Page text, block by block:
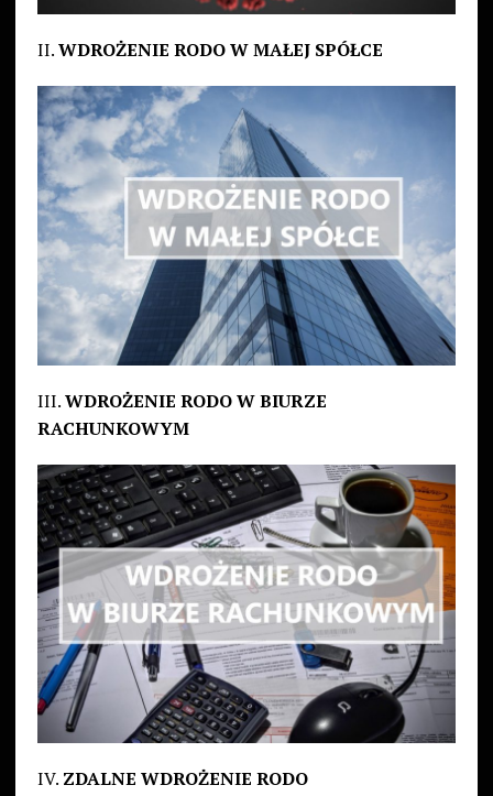
II.WDROŻENIE RODO W MAŁEJ SPÓŁCE
III.WDROŻENIE RODO W BIURZE
RACHUNKOWYM
IV. ZDALNE WDROŻENIE RODO